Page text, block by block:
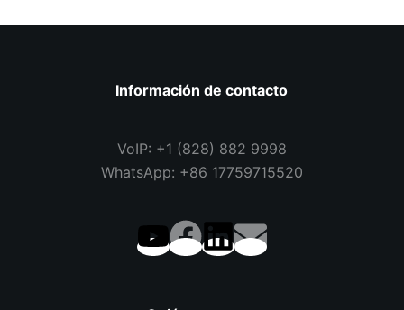
Información de contacto
VoIP: +1 (828) 882 9998
WhatsApp: +86 17759715520